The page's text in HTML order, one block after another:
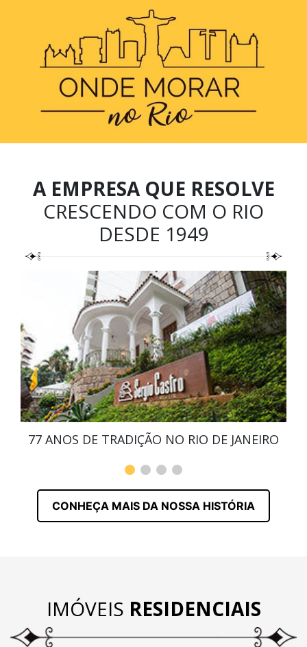
A EMPRESA QUE RESOLVE
CRESCENDO COM O RIO
DESDE 1949
77 ANOS DE TRADIÇÃO NO RIO DE JANEIRO
CONHEÇA MAIS DA NOSSA HISTÓRIA
IMÓVEIS RESIDENCIAIS